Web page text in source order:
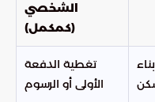
الشخصي
(كمكمل)
تغطية الدفعة
الأولى أو الرسوم